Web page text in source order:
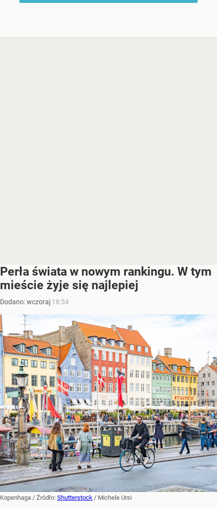
Perła świata w nowym rankingu. W tym
mieście żyje się najlepiej
Dodano:wczoraj 18:54
Kopenhaga / Źródło: Shutterstock / Michele Ursi